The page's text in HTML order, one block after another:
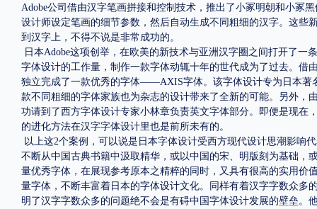
Adobe公司借由汉字笔画拼接和控制技术，推出了小冢明朝和小冢
设计师设定笔画的细节参数，然后自动生成不同粗细的汉字。这
到汉字上，不得不说是非常成功的。
日本Adobe这项创举，在欧美的新技术与亚洲汉字圈之间打开了
字体设计的工作量，制作一款字体动辄十年的世代成为了过去。借
独立完成了一款优秀的字体——AXIS字体。该字体设计专为日本著
款不同粗细的字体家族也为杂志的设计带来了全新的可能。另外
功请到了西方字体设计专家小林章负责英文字体部分。即便是现在
的进化方法在汉字字体设计里也是前所未有的。
以上这2个案例，可以说是日本字体设计受西方现代设计思潮影响
不断从中国古典书籍中汲取精华，或以中国的宋、明版刻为基础
量优秀字体，在展现参考原本之精粹的同时，又具有很高的实用
量字体，不断丰富着日本的字体设计文化。同样有着汉字字数众
明了汉字字数众多的问题绝不会是有碍中国字体设计发展的壁垒